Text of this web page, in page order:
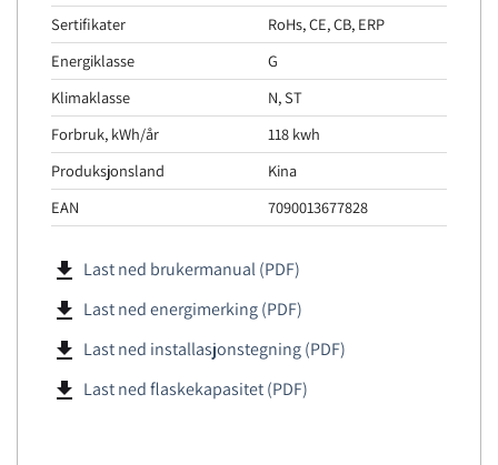
Sertifikater
RoHs, CE, CB, ERP
Energiklasse
G
Klimaklasse
N, ST
Forbruk, kWh/år
118 kwh
Produksjonsland
Kina
EAN
7090013677828
file_download Last ned brukermanual (PDF)
file_download Last ned energimerking (PDF)
file_download Last ned installasjonstegning (PDF)
file_download Last ned flaskekapasitet (PDF)